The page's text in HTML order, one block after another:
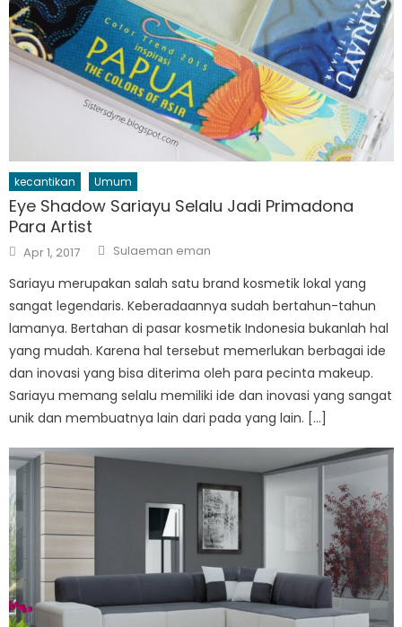
kecantikan Umum
Eye Shadow Sariayu Selalu Jadi Primadona
Para Artist
Posted
on
Apr 1, 2017 Author
Sulaeman eman
Sariayu merupakan salah satu brand kosmetik lokal yang
sangat legendaris. Keberadaannya sudah bertahun-tahun
lamanya. Bertahan di pasar kosmetik Indonesia bukanlah hal
yang mudah. Karena hal tersebut memerlukan berbagai ide
dan inovasi yang bisa diterima oleh para pecinta makeup.
Sariayu memang selalu memiliki ide dan inovasi yang sangat
unik dan membuatnya lain dari pada yang lain. […]